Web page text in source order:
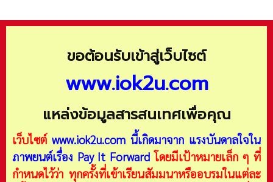
ขอต้อนรับเข้าสู่เว็บไซต์
www.iok2u.com
แหล่งข้อมูลสารสนเทศเพื่อคุณ
เว็บไซต์ www.iok2u.com นี้เกิดมาจาก แรงบันดาลใจใน
ภาพยนต์เรื่อง Pay It Forward โดยมีเป้าหมายเล็ก ๆ ที่
กำหนดไว้ว่า ทุกครั้งที่เข้าเรียนสัมมนาหรืออบรมในแต่ละ